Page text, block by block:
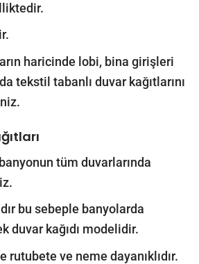
haricinde lobi, bina girişleri
tekstil tabanlı duvar kağıtlarını
tüm duvarlarında
bu sebeple banyolarda
duvar kağıdı modelidir.
rutubete ve neme dayanıklıdır.